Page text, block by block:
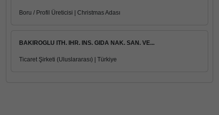
Boru / Profil Üreticisi | Christmas Adası
BAKIROGLU ITH. IHR. INS. GIDA NAK. SAN. VE...
Ticaret Şirketi (Uluslararası) | Türkiye